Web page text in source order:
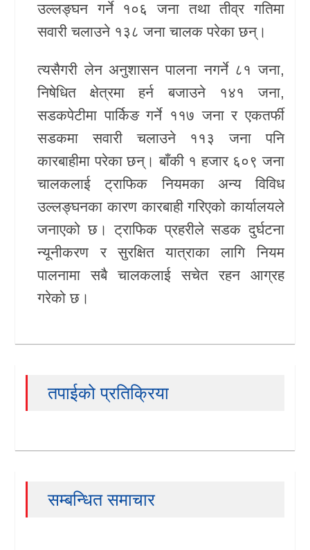
उल्लङ्घन गर्ने १०६ जना तथा तीव्र गतिमा
सवारी चलाउने १३८ जना चालक परेका छन्।
त्यसैगरी लेन अनुशासन पालना नगर्ने ८१ जना,
निषेधित क्षेत्रमा हर्न बजाउने १४१ जना,
सडकपेटीमा पार्किङ गर्ने ११७ जना र एकतर्फी
सडकमा सवारी चलाउने ११३ जना पनि
कारबाहीमा परेका छन्। बाँकी १ हजार ६०९ जना
चालकलाई ट्राफिक नियमका अन्य विविध
उल्लङ्घनका कारण कारबाही गरिएको कार्यालयले
जनाएको छ। ट्राफिक प्रहरीले सडक दुर्घटना
न्यूनीकरण र सुरक्षित यात्राका लागि नियम
पालनामा सबै चालकलाई सचेत रहन आग्रह
गरेको छ।
तपाईको प्रतिक्रिया
सम्बन्धित समाचार